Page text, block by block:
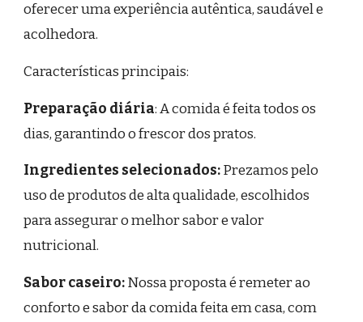
oferecer uma experiência autêntica, saudável e
acolhedora.
Características principais:
Preparação diária: A comida é feita todos os
dias, garantindo o frescor dos pratos.
Ingredientes selecionados:Prezamos pelo
uso de produtos de alta qualidade, escolhidos
para assegurar o melhor sabor e valor
nutricional.
Sabor caseiro:Nossa proposta é remeter ao
conforto e sabor da comida feita em casa, com